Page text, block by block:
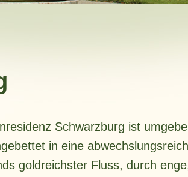
Schwarzburg ist
in eine
goldreichster Fluss, durch